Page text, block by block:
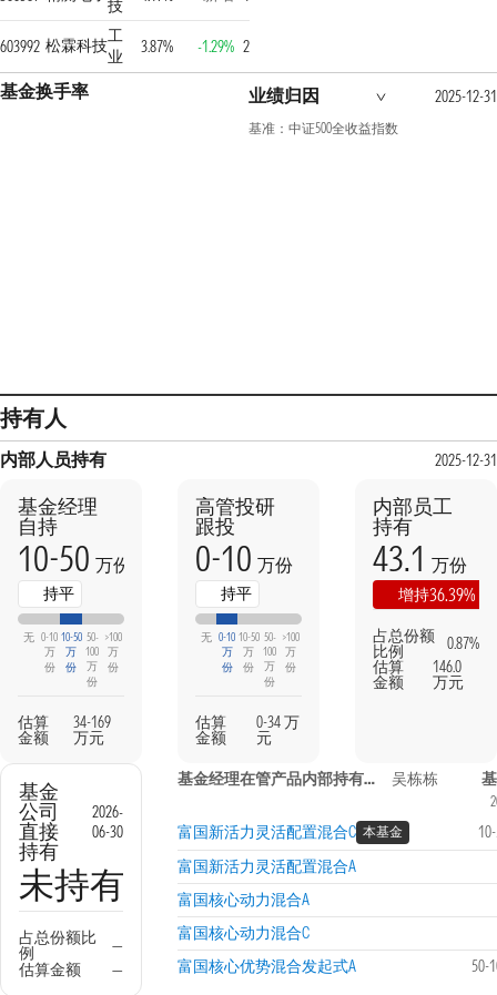
技
603992 松霖科技工
业
3.87% -1.29% 2
基金换手率 业绩归因 2025-12-31
基准：中证500全收益指数
持有人
内部人员持有 2025-12-31
基金经理
自持
10-50 万份
持平
无 0-10
万
份
10-50
万
份
50-
100
万
份
>100
万
份
估算
金额
34-169
万元
高管投研
跟投
0-10 万份
持平
无 0-10
万
份
10-50
万
份
50-
100
万
份
>100
万
份
估算
金额
0-34 万
元
内部员工
持有
43.1 万份
增持36.39%
占总份额
比例
0.87%
估算
金额
146.0
万元
基金
公司
直接
持有
2026-
06-30
未持有
占总份额比
例
—
估算金额
—
基金经理在管产品内部持有信息 吴栋栋
富国新活力灵活配置混合C 本基金
富国新活力灵活配置混合A
富国核心动力混合A
富国核心动力混合C
富国核心优势混合发起式A
50-